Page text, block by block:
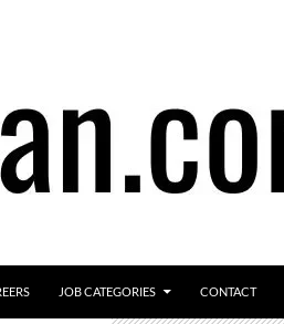
JOB CATEGORIES CONTACT